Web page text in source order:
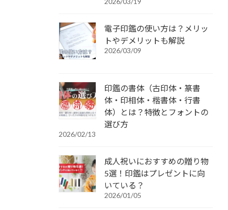
電子印鑑の使い方は？メリッ
トやデメリットも解説
2026/03/09
印鑑の書体（古印体・篆書
体・印相体・楷書体・行書
体）とは？特徴とフォントの
選び方
2026/02/13
成人祝いにおすすめの贈り物
5選！印鑑はプレゼントに向
いている？
2026/01/05